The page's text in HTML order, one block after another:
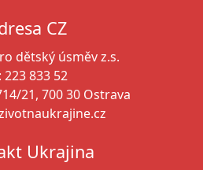
CZ
dětský úsměv z.s.
223 833 52
21, 700 30 Ostrava
Ukrajina